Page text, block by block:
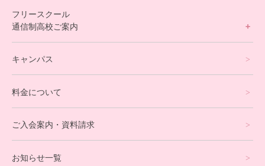
フリースクール
通信制高校ご案内
オンラインコース
eスポーツコース
キャンパス
料金について
ご入会案内・資料請求
お知らせ一覧